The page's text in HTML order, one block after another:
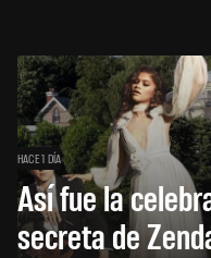
HACE 1 DÍA
Así fue la
secreta de